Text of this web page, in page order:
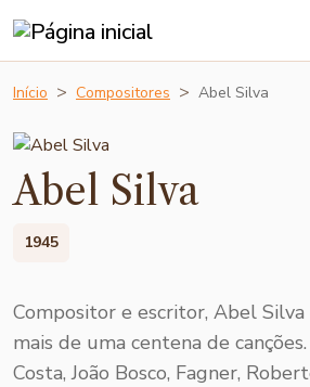
Início Compositores Abel Silva
Abel Silva
1945
Compositor e escritor, Abel
mais de uma centena de
Costa, João Bosco, Fagner,